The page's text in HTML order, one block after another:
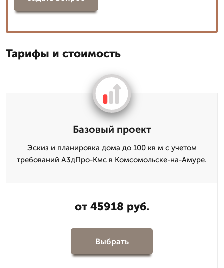
Тарифы и стоимость
Базовый проект
Эскиз и планировка дома до 100 кв м с учетом
требований А3дПро-Кмс в Комсомольске-на-Амуре.
от 45918 руб.
Выбрать